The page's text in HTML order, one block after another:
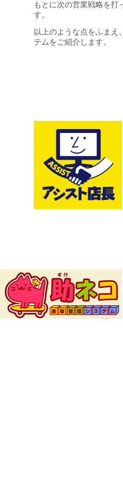
もとに次の営業戦略を打
す。
以上のような点をふまえ
テムをご紹介します。